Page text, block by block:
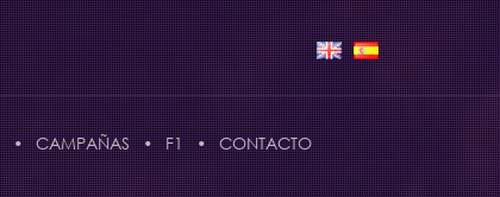
CAMPAÑAS F1 CONTACTO